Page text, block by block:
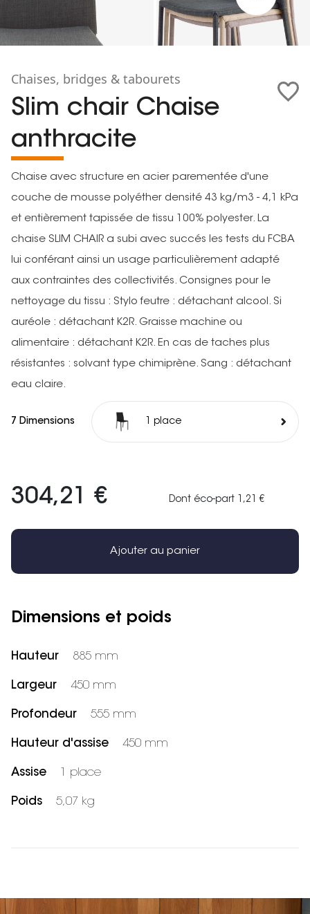
Chaises, bridges & tabourets
Slim chair Chaise
anthracite
Chaise avec structure en acier parementée d'une
couche de mousse polyéther densité 43 kg/m3 - 4,1 kPa
et entièrement tapissée de tissu 100% polyester. La
chaise SLIM CHAIR a subi avec succés les tests du FCBA
lui conférant ainsi un usage particulièrement adapté
aux contraintes des collectivités. Consignes pour le
nettoyage du tissu : Stylo feutre : détachant alcool. Si
auréole : détachant K2R. Graisse machine ou
alimentaire : détachant K2R. En cas de taches plus
résistantes : solvant type chimiprène. Sang : détachant
eau claire.
7 Dimensions 1 place
304,21 € Dont éco-part 1,21 €
Ajouter au panier
Dimensions et poids
Hauteur 885 mm
Largeur 450 mm
Profondeur 555 mm
Hauteur d'assise 450 mm
Assise 1 place
Poids 5,07 kg